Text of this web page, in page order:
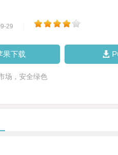
29
果下载
场，安全绿色